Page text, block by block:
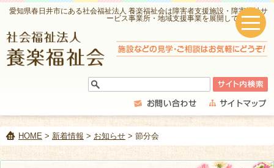
愛知県春日井市にある社会福祉法人 養楽福祉会は障害者支援施設・障害福祉サ
ービス事業所・地域支援事業を展開しています。
HOME > 新着情報 > お知らせ > 節分会